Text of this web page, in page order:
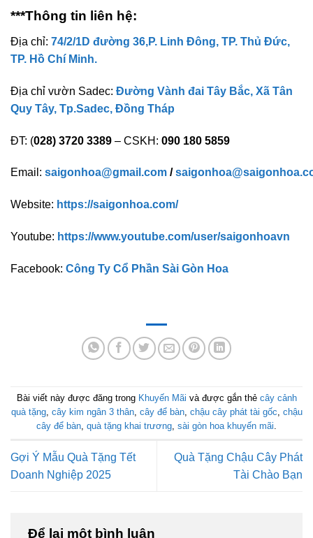
***Thông tin liên hệ:
Địa chỉ: 74/2/1D đường 36,P. Linh Đông, TP. Thủ Đức,
TP. Hồ Chí Minh.
Địa chỉ vườn Sadec: Đường Vành đai Tây Bắc, Xã Tân
Quy Tây, Tp.Sadec, Đồng Tháp
ĐT: (028) 3720 3389 – CSKH: 090 180 5859
Email: saigonhoa@gmail.com /
Website: https://saigonhoa.com/
Youtube: https://www.youtube.com/user/saigonhoavn
Facebook: Công Ty Cổ Phần Sài Gòn Hoa
Bài viết này được đăng trong Khuyến Mãi và được gắn thẻ cây cảnh
quà tặng, cây kim ngân 3 thân, cây để bàn, chậu cây phát tài gốc, chậu
cây để bàn, quà tặng khai trương, sài gòn hoa khuyến mãi.
Gợi Ý Mẫu Quà Tặng Tết
Doanh Nghiệp 2025
Quà Tặng Chậu Cây Phát
Tài Chào Bạn
Để lại một bình luận